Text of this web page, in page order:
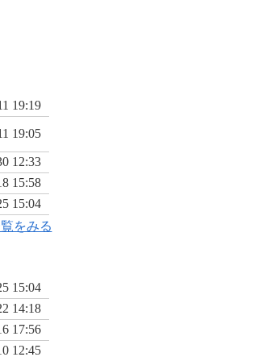
19:19
19:05
12:33
15:58
15:04
をみる
15:04
14:18
17:56
12:45